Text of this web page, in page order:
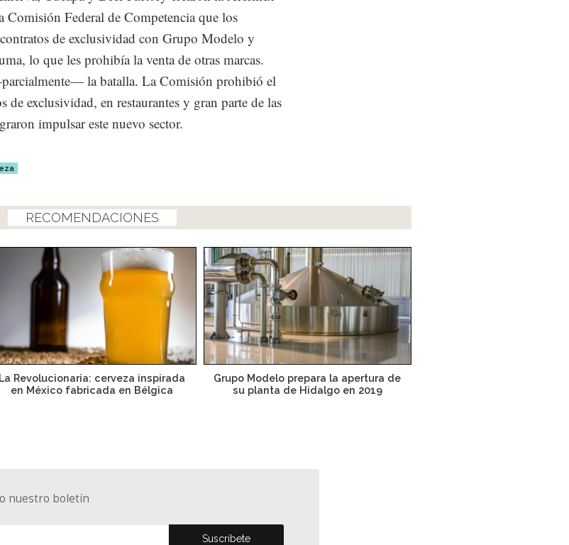
Comisión Federal de Competencia que los
de exclusividad con Grupo Modelo y
lo que les prohibía la venta de otras marcas.
la batalla. La Comisión prohibió el
de exclusividad, en restaurantes y gran parte de las
impulsar este nuevo sector.
RECOMENDACIONES
La Revolucionaria: cerveza inspirada
en México fabricada en Bélgica
Grupo Modelo prepara la apertura de
su planta de Hidalgo en 2019
nuestro boletín